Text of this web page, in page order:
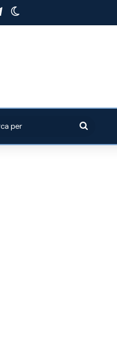
Telegram
Cerca
per